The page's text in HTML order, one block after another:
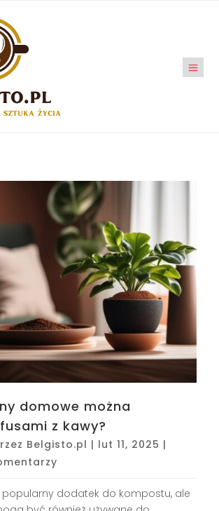
domowe można
z kawy?
Belgisto.pl | lut 11, 2025 |
popularny dodatek do kompostu, ale